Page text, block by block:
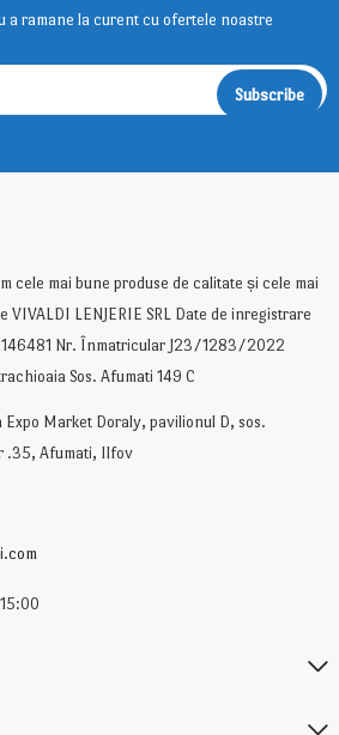
a ramane la curent cu ofertele noastre
cele mai bune produse de calitate și cele mai
VIVALDI LENJERIE SRL Date de inregistrare
Nr. Înmatricular J23/1283/2022
Sos. Afumati 149 C
Market Doraly, pavilionul D, sos.
.35, Afumati, Ilfov